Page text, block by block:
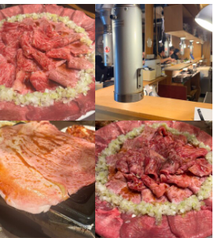
ポイント
サポート】
度が充実しており、実際に独立した先
学歴や経験は一切不問、未経験・新
迎。シニア・ミドルや女性も活躍して
フとして一緒にスタートできます！
映】
費支給やまかない・食事補助も完備。
、制服貸与など待遇も充実！髪型やネ
自分らしく働けます。駅から徒歩5分以
ートも充実】
ーク、副業もOK！シフト制で終電も
無理なく自分のペースで働けます。ラ
休みを取れる環境です。
ビスマナー